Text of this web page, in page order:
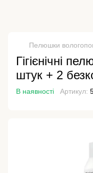
Пелюшки
Гігієнічні
штук + 2
В наявності Артикул: